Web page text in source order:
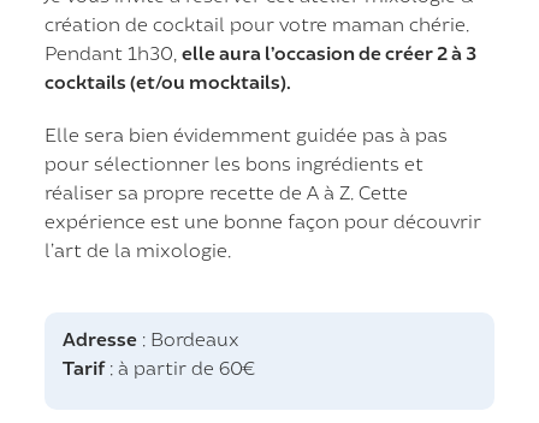
création de cocktail pour votre maman chérie.
Pendant 1h30,elle aura l’occasion de créer 2 à 3
cocktails (et/ou mocktails).
Elle sera bien évidemment guidée pas à pas
pour sélectionner les bons ingrédients et
réaliser sa propre recette de A à Z. Cette
expérience est une bonne façon pour découvrir
l’art de la mixologie.
Adresse : Bordeaux
Tarif: à partir de 60€